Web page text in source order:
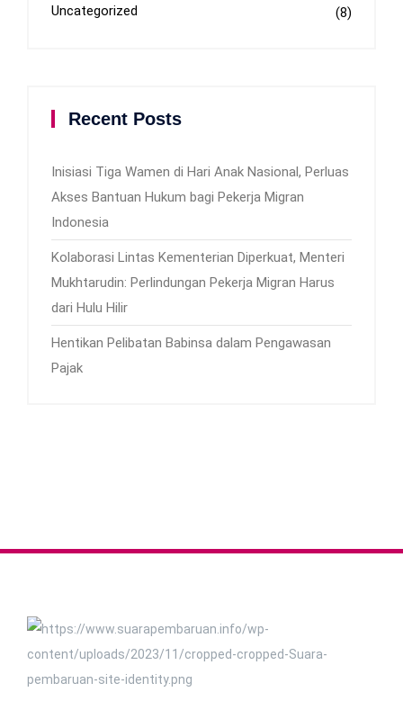
Uncategorized (8)
Recent Posts
Inisiasi Tiga Wamen di Hari Anak Nasional, Perluas
Akses Bantuan Hukum bagi Pekerja Migran
Indonesia
Kolaborasi Lintas Kementerian Diperkuat, Menteri
Mukhtarudin: Perlindungan Pekerja Migran Harus
dari Hulu Hilir
Hentikan Pelibatan Babinsa dalam Pengawasan
Pajak